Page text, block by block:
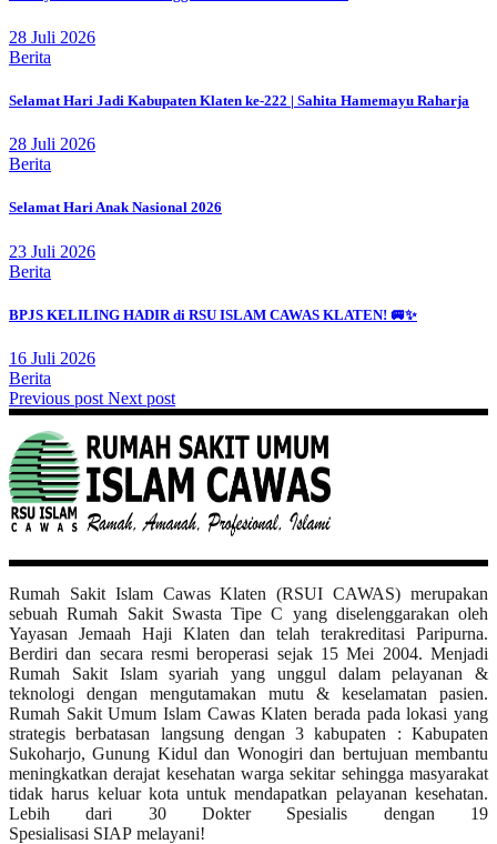
28 Juli 2026
Berita
Selamat Hari Jadi Kabupaten Klaten ke-222 | Sahita Hamemayu Raharja
28 Juli 2026
Berita
Selamat Hari Anak Nasional 2026
23 Juli 2026
Berita
BPJS KELILING HADIR di RSU ISLAM CAWAS KLATEN! 🚐✨
16 Juli 2026
Berita
Previous post Next post
Rumah Sakit Islam Cawas Klaten (RSUI CAWAS) merupakan
sebuah Rumah Sakit Swasta Tipe C yang diselenggarakan oleh
Yayasan Jemaah Haji Klaten dan telah terakreditasi Paripurna.
Berdiri dan secara resmi beroperasi sejak 15 Mei 2004. Menjadi
Rumah Sakit Islam syariah yang unggul dalam pelayanan &
teknologi dengan mengutamakan mutu & keselamatan pasien.
Rumah Sakit Umum Islam Cawas Klaten berada pada lokasi yang
strategis berbatasan langsung dengan 3 kabupaten : Kabupaten
Sukoharjo, Gunung Kidul dan Wonogiri dan bertujuan membantu
meningkatkan derajat kesehatan warga sekitar sehingga masyarakat
tidak harus keluar kota untuk mendapatkan pelayanan kesehatan.
Lebih dari 30 Dokter Spesialis dengan 19
Spesialisasi SIAP melayani!